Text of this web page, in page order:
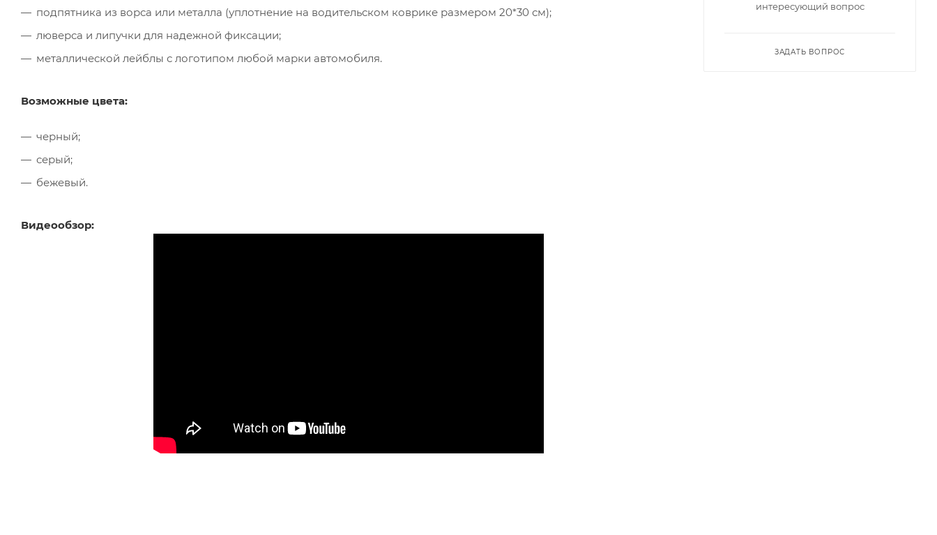
подпятника из ворса или металла (уплотнение на водительском коврике размером 20*30 см);
люверса и липучки для надежной фиксации;
металлической лейблы с логотипом любой марки автомобиля.
Возможные цвета:
черный;
серый;
бежевый.
Видеообзор:
интересующий вопрос
ЗАДАТЬ ВОПРОС